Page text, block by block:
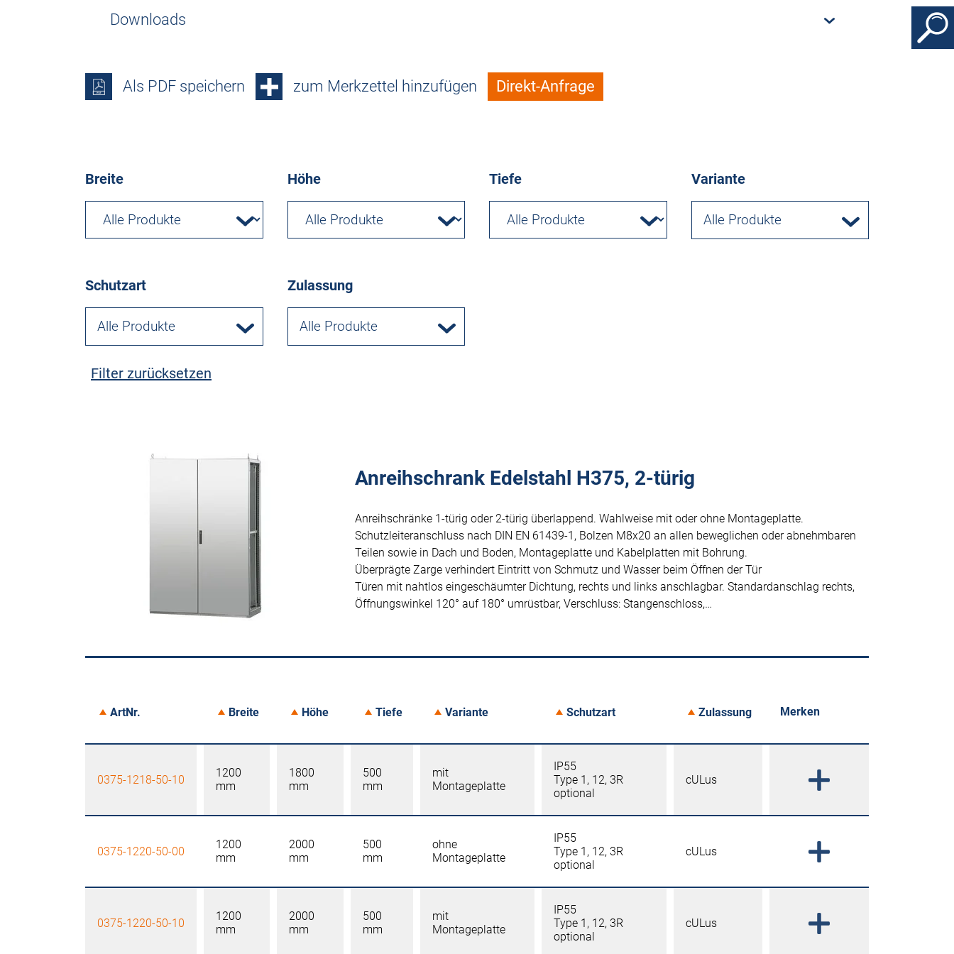
Downloads
Als PDF speichern zum Merkzettel hinzufügen Direkt-Anfrage
Breite Höhe Tiefe Variante
Alle Produkte
Schutzart
Alle Produkte
Zulassung
Alle Produkte
Filter zurücksetzen
Anreihschrank Edelstahl H375, 2-türig
Anreihschränke 1-türig oder 2-türig überlappend. Wahlweise mit oder ohne Montageplatte.
Schutzleiteranschluss nach DIN EN 61439-1, Bolzen M8x20 an allen beweglichen oder abnehmbaren
Teilen sowie in Dach und Boden, Montageplatte und Kabelplatten mit Bohrung.
Überprägte Zarge verhindert Eintritt von Schmutz und Wasser beim Öffnen der Tür
Türen mit nahtlos eingeschäumter Dichtung, rechts und links anschlagbar. Standardanschlag rechts,
Öffnungswinkel 120° auf 180° umrüstbar, Verschluss: Stangenschloss,…
ArtNr. Breite Höhe Tiefe Variante Schutzart Zulassung Merken
0375-1218-50-10
1200
mm
1800
mm
500
mm
mit
Montageplatte
IP55
Type 1, 12, 3R
optional
cULus
0375-1220-50-00
1200
mm
2000
mm
500
mm
ohne
Montageplatte
IP55
Type 1, 12, 3R
optional
cULus
0375-1220-50-10
1200
mm
2000
mm
500
mm
mit
Montageplatte
IP55
Type 1, 12, 3R
optional
cULus